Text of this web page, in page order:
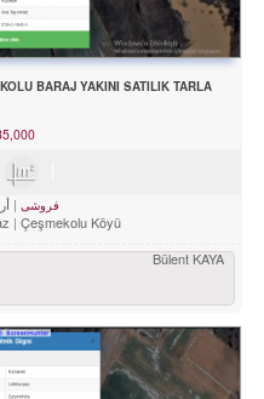
BARAJ YAKINI SATILIK TARLA
فروشی
Çeşmekolu Köyü
Bülent KAYA